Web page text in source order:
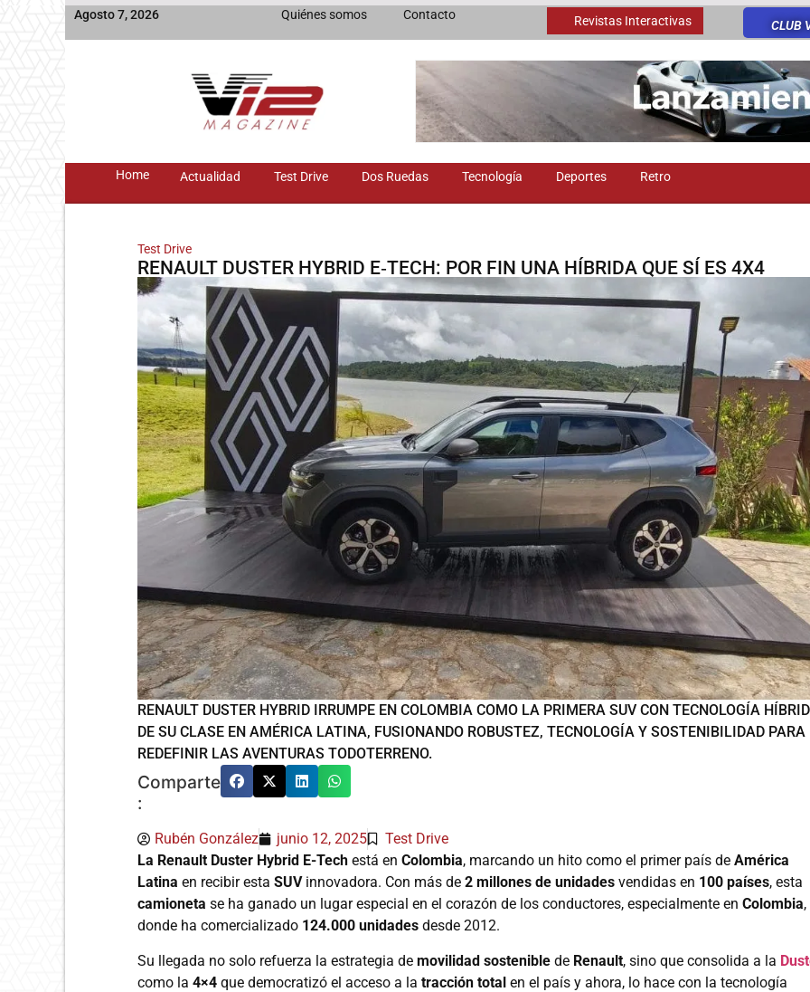
Agosto 7, 2026 Quiénes somos Contacto Revistas Interactivas CLUB
Home Actualidad Test Drive Dos Ruedas Tecnología Deportes Retro
Test Drive
RENAULT DUSTER HYBRID E‑TECH: POR FIN UNA HÍBRIDA QUE SÍ ES 4X4
RENAULT DUSTER HYBRID IRRUMPE EN COLOMBIA COMO LA PRIMERA SUV CON TECNOLOGÍA
DE SU CLASE EN AMÉRICA LATINA, FUSIONANDO ROBUSTEZ, TECNOLOGÍA Y SOSTENIBILIDAD PARA
REDEFINIR LAS AVENTURAS TODOTERRENO.
Comparte
:
Rubén González junio 12, 2025
Test Drive
La Renault Duster Hybrid E-Tech está en Colombia, marcando un hito como el primer país de América
Latina en recibir esta SUVinnovadora. Con más de 2 millones de unidades vendidas en 100 países, esta
camioneta se ha ganado un lugar especial en el corazón de los conductores, especialmente en Colombia,
donde ha comercializado 124.000 unidades desde 2012.
Su llegada no solo refuerza la estrategia de movilidad sostenible de Renault, sino que consolida a la
como la 4×4 que democratizó el acceso a la tracción total en el país y ahora, lo hace con la tecnología